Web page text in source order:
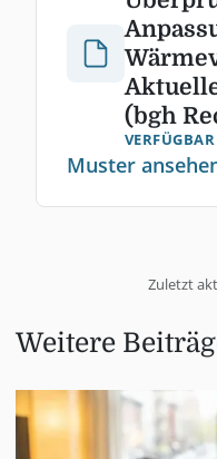
(bgh
Muster
Zuletzt
Weitere